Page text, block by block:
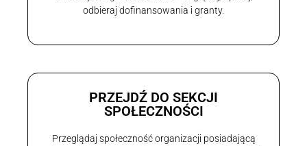
odbieraj dofinansowania i granty.
PRZEJDŹ DO SEKCJI
SPOŁECZNOŚCI
Przeglądaj społeczność organizacji posiadającą